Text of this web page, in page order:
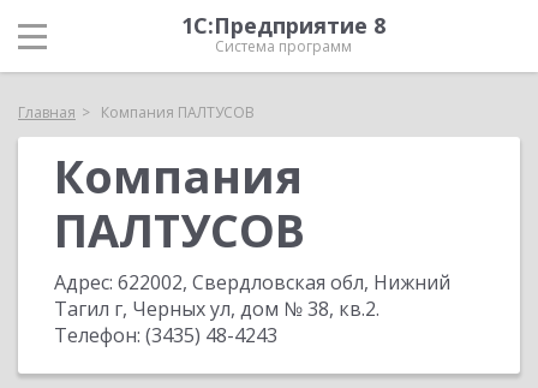
1С:Предприятие 8
Система программ
Главная Компания ПАЛТУСОВ
Компания
ПАЛТУСОВ
Адрес: 622002, Свердловская обл, Нижний
Тагил г, Черных ул, дом № 38, кв.2.
Телефон: (3435) 48-4243